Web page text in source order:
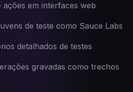
ações em interfaces web
de teste como Sauce Labs
detalhados de testes
gravadas como trechos